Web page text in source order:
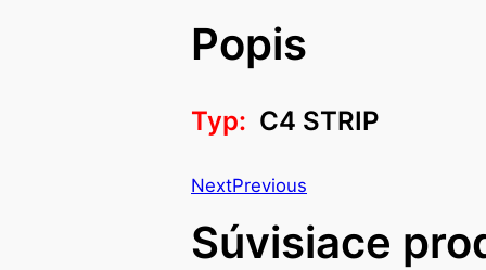
Popis
Typ: C4 STRIP
NextPrevious
Súvisiace